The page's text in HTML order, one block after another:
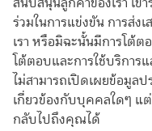
ร่วมในการแข่งขัน การส่ง
เรา หรือมิฉะนั้นมีการโต้
โต้ตอบและการใช้บริการแ
ไม่สามารถเปิดเผยข้อมูล
เกี่ยวข้องกับบุคคลใดๆ แ
กลับไปถึงคุณได้